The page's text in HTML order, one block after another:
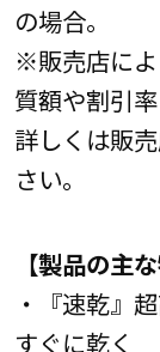
の場合。
※販売店に
質額や割引
詳しくは販
さい。
【製品の主な
・『速乾』
すぐに乾く